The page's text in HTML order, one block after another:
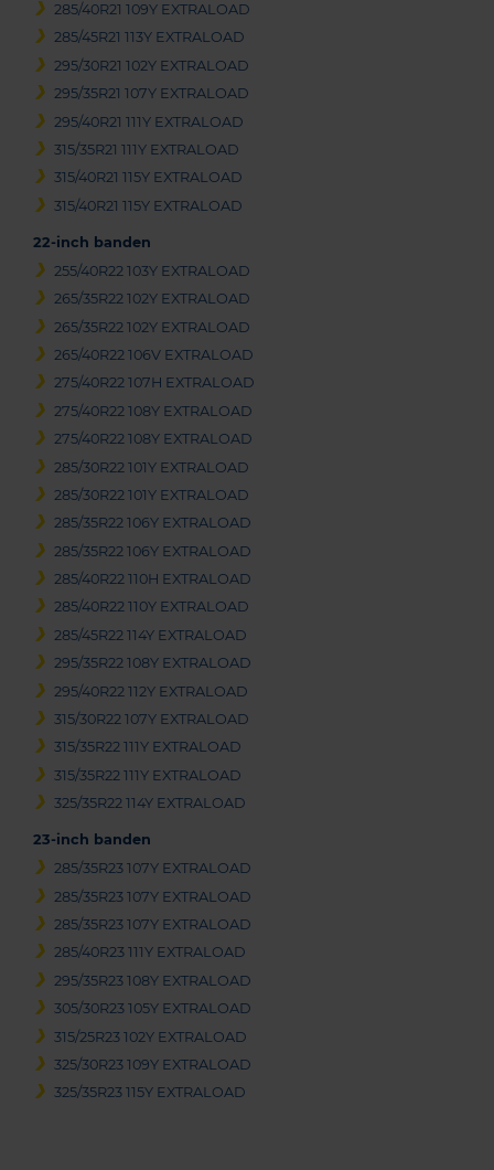
285/40R21 109Y EXTRALOAD
285/45R21 113Y EXTRALOAD
295/30R21 102Y EXTRALOAD
295/35R21 107Y EXTRALOAD
295/40R21 111Y EXTRALOAD
315/35R21 111Y EXTRALOAD
315/40R21 115Y EXTRALOAD
315/40R21 115Y EXTRALOAD
22-inch banden
255/40R22 103Y EXTRALOAD
265/35R22 102Y EXTRALOAD
265/35R22 102Y EXTRALOAD
265/40R22 106V EXTRALOAD
275/40R22 107H EXTRALOAD
275/40R22 108Y EXTRALOAD
275/40R22 108Y EXTRALOAD
285/30R22 101Y EXTRALOAD
285/30R22 101Y EXTRALOAD
285/35R22 106Y EXTRALOAD
285/35R22 106Y EXTRALOAD
285/40R22 110H EXTRALOAD
285/40R22 110Y EXTRALOAD
285/45R22 114Y EXTRALOAD
295/35R22 108Y EXTRALOAD
295/40R22 112Y EXTRALOAD
315/30R22 107Y EXTRALOAD
315/35R22 111Y EXTRALOAD
315/35R22 111Y EXTRALOAD
325/35R22 114Y EXTRALOAD
23-inch banden
285/35R23 107Y EXTRALOAD
285/35R23 107Y EXTRALOAD
285/35R23 107Y EXTRALOAD
285/40R23 111Y EXTRALOAD
295/35R23 108Y EXTRALOAD
305/30R23 105Y EXTRALOAD
315/25R23 102Y EXTRALOAD
325/30R23 109Y EXTRALOAD
325/35R23 115Y EXTRALOAD